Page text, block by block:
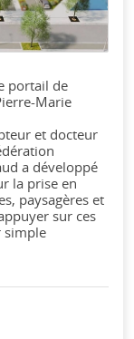
portail de
Marie
et docteur
a développé
la prise en
paysagères et
sur ces
simple